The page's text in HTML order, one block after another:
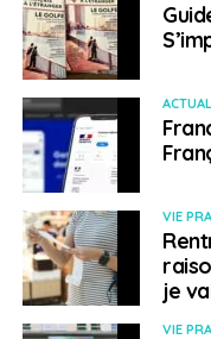
Chambre de
Ambassade de
› Les conditions
travailler
VIE
je
VIE